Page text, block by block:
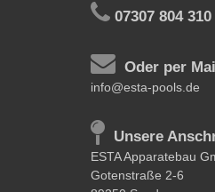
07307 804 310
Oder per
info@esta-pools.de
Unsere
ESTA Apparatebau
Gotenstraße 2-6